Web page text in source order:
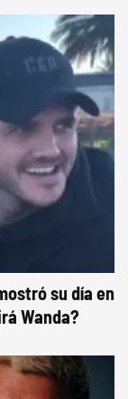
su día en
Wanda?